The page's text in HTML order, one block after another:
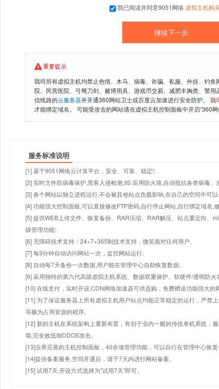
我已阅读并同意9051网络 虚拟主机购
重要提示
我司所有虚拟主机均禁止色情、木马、病毒、诈骗、私服、外挂、钓
院、民营医院、弓驽刀剑、赌博用具、游戏币交易、减肥丰胸类、警
信线路的云服务器并开通360网站卫士或百度云加速进行安全防护。 我
才能绑定域名。 可能受攻击的网站请在虚拟主机控制面板中开启“360
服务标准说明
[1] 基于9051网络云计算平台，安全、可靠、稳定!;
[2] 实时文件防病毒保护,黑客入侵检测,IIS 应用防火墙,自动抵抗各类病毒、
[3] 各个网站以独立进程运行,不会被其他站点负载影响,在自己的空间中可
[4] 功能强大控制面板,可以直接修改FTP密码,自行停止网站,自行绑定域名,
[5] 提供WEB上传文件、恢复备份、RAR压缩、RAR解压、站点重定向、
级管理功能;
[6] 无障碍技术支持：24×7×365制技术支持，微笑面对任何用户。
[7] 每3分钟自动访问网站一次，监控网站运行.
[8] 自动每7天备份一次数据,用户能在管理中心自助恢复数据;
[9] 采用独特的第六代高级虚拟主机系统、数据双重保护、软硬件/透明防火
[10] 在线支付，实时开设,CDN网络加速器可供选购，免费赠送功能强大
[11] 为了保证服务器上所有虚拟主机用户站点均能正常稳定的运行，严禁
等极为占用资源的程序。
[12] 新的主机在系统架构上重新布置，有别于业内一般的传统单机系统，
墙,完全效抵御DDOS攻击。
[13]业界完善的主机控制面板，40余项管理功能，可以自行在管理中心恢
[14]提供备案服务,空间开通后，请于7天内进行网站备案。
[15] 试用7天.开设方式选择为"试用7天"即可。